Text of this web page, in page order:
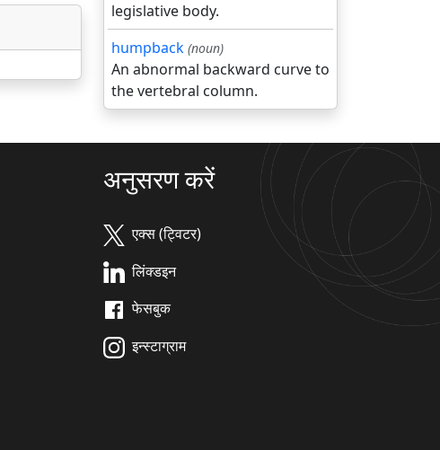
legislative body.
humpback (noun)
An abnormal backward curve to
the vertebral column.
अनुसरण करें
एक्स (ट्विटर)
लिंक्डइन
फेसबुक
इन्स्टाग्राम